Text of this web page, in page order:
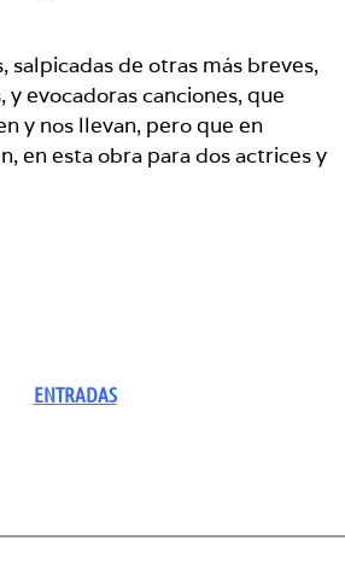
salpicadas de otras más breves,
y evocadoras canciones, que
y nos llevan, pero que en
en esta obra para dos actrices y
ENTRADAS